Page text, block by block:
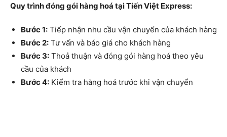
Quy trình đóng gói hàng hoá tại Tiến Việt Express:
Bước 1: Tiếp nhận nhu cầu vận chuyển của khách hàng
Bước 2: Tư vấn và báo giá cho khách hàng
Bước 3: Thoả thuận và đóng gói hàng hoá theo yêu
cầu của khách
Bước 4: Kiểm tra hàng hoá trước khi vận chuyển